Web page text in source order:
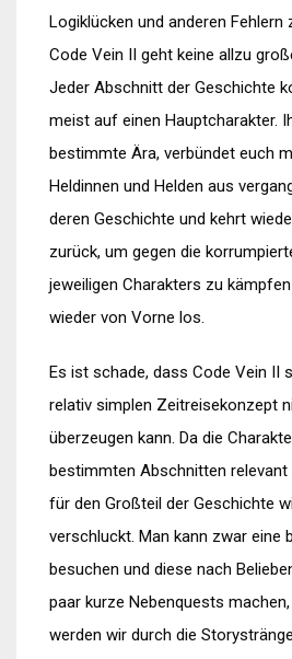
Logiklücken und anderen Fehlern
Code Vein II geht keine allzu
Jeder Abschnitt der Geschichte
meist auf einen Hauptcharakter.
bestimmte Ära, verbündet euch
Heldinnen und Helden aus
deren Geschichte und kehrt
zurück, um gegen die
jeweiligen Charakters zu
wieder von Vorne los.
Es ist schade, dass Code Vein II
relativ simplen Zeitreisekonzept
überzeugen kann. Da die
bestimmten Abschnitten relevant
für den Großteil der Geschichte
verschluckt. Man kann zwar eine
besuchen und diese nach
paar kurze Nebenquests
werden wir durch die